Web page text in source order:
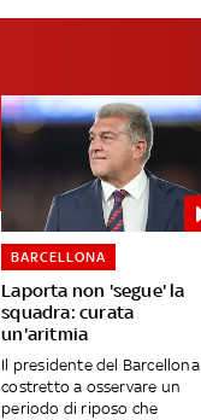
Laporta non 'segue' la
squadra: curata
un'aritmia
BARCELLONA
Il presidente del Barcellona
costretto a osservare un
periodo di riposo che